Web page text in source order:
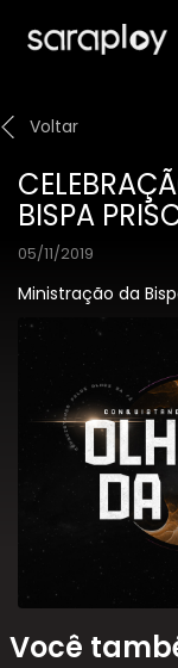
Voltar
BISPA
05/11/2019
Ministração da
Você